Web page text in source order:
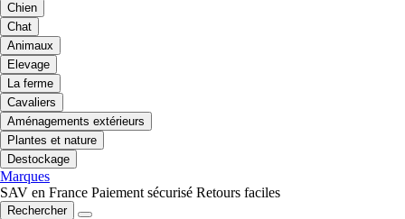
Chien
Chat
Animaux
Elevage
La ferme
Cavaliers
Aménagements extérieurs
Plantes et nature
Destockage
Marques
SAV en France Paiement sécurisé Retours faciles
Rechercher